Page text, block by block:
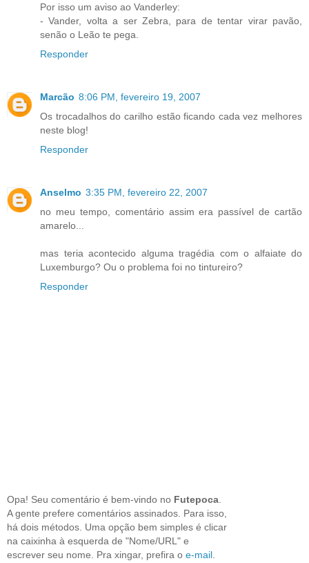
Por isso um aviso ao Vanderley:
- Vander, volta a ser Zebra, para de tentar virar pavão,
senão o Leão te pega.
Responder
Marcão 8:06 PM, fevereiro 19, 2007
Os trocadalhos do carilho estão ficando cada vez melhores
neste blog!
Responder
Anselmo 3:35 PM, fevereiro 22, 2007
no meu tempo, comentário assim era passível de cartão
amarelo...
mas teria acontecido alguma tragédia com o alfaiate do
Luxemburgo? Ou o problema foi no tintureiro?
Responder
Opa! Seu comentário é bem-vindo no Futepoca
A gente prefere comentários assinados. Para isso,
há dois métodos. Uma opção bem simples é clicar
na caixinha à esquerda de "Nome/URL" e
escrever seu nome. Pra xingar, prefira o e-mail